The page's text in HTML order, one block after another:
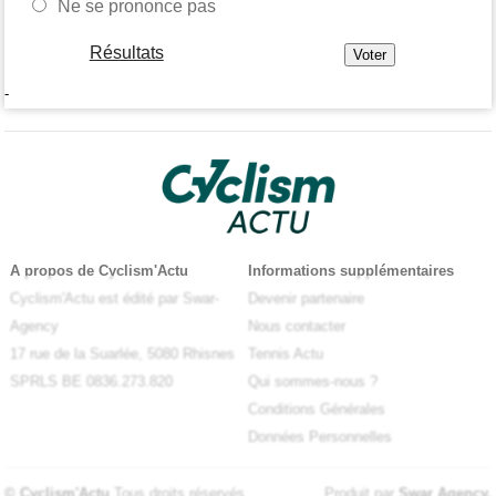
Ne se prononce pas
Résultats
-
A propos de Cyclism'Actu
Cyclism'Actu est édité par Swar-
Agency
17 rue de la Suarlée, 5080 Rhisnes
SPRLS BE 0836.273.820
Informations supplémentaires
Devenir partenaire
Nous contacter
Tennis Actu
Qui sommes-nous ?
Conditions Générales
Données Personnelles